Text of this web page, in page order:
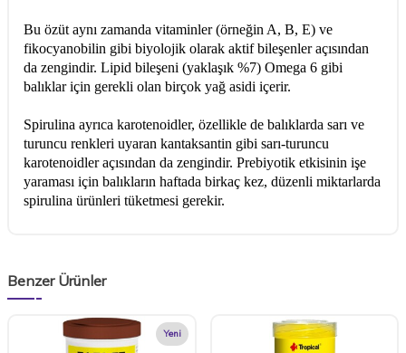
Bu özüt aynı zamanda vitaminler (örneğin A, B, E) ve
fikocyanobilin gibi biyolojik olarak aktif bileşenler açısından
da zengindir. Lipid bileşeni (yaklaşık %7) Omega 6 gibi
balıklar için gerekli olan birçok yağ asidi içerir.
Spirulina ayrıca karotenoidler, özellikle de balıklarda sarı ve
turuncu renkleri uyaran kantaksantin gibi sarı-turuncu
karotenoidler açısından da zengindir. Prebiyotik etkisinin işe
yaraması için balıkların haftada birkaç kez, düzenli miktarlarda
spirulina ürünleri tüketmesi gerekir.
Benzer Ürünler
Yeni